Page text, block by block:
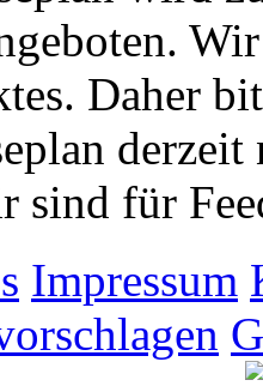
Daher
sind für
Impressum